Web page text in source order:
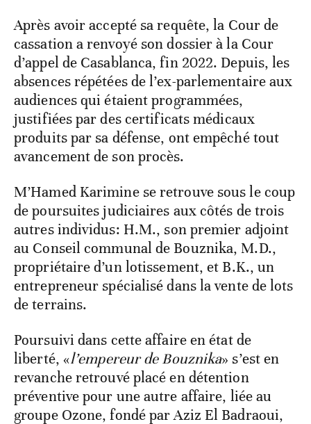
Après avoir accepté sa requête, la Cour de
cassation a renvoyé son dossier à la Cour
d’appel de Casablanca, fin 2022. Depuis, les
absences répétées de l’ex-parlementaire aux
audiences qui étaient programmées,
justifiées par des certificats médicaux
produits par sa défense, ont empêché tout
avancement de son procès.
M’Hamed Karimine se retrouve sous le coup
de poursuites judiciaires aux côtés de trois
autres individus: H.M., son premier adjoint
au Conseil communal de Bouznika, M.D.,
propriétaire d’un lotissement, et B.K., un
entrepreneur spécialisé dans la vente de lots
de terrains.
Poursuivi dans cette affaire en état de
liberté, «l’empereur de Bouznika» s’est en
revanche retrouvé placé en détention
préventive pour une autre affaire, liée au
groupe Ozone, fondé par Aziz El Badraoui,